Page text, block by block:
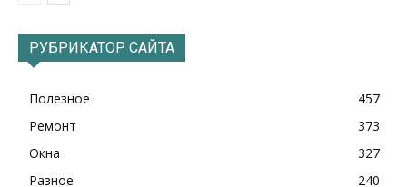
РУБРИКАТОР САЙТА
Полезное
457
Ремонт
373
Окна
327
Разное
240